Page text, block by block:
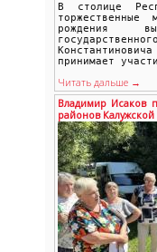
В столице
рождения
принимает
Читать дальше →
Владимир Исаков
районов Калужской